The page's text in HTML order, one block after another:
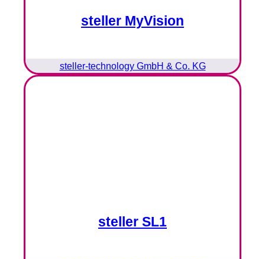
steller MyVision
steller-technology GmbH & Co. KG
steller SL1